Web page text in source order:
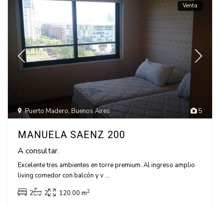
5
Puerto Madero,Buenos Aires
Venta
MANUELA SAENZ 200
A consultar.
Excelente tres ambientes en torre premium. Al ingreso amplio
living comedor con balcón y v...
2
2 120.00 m2